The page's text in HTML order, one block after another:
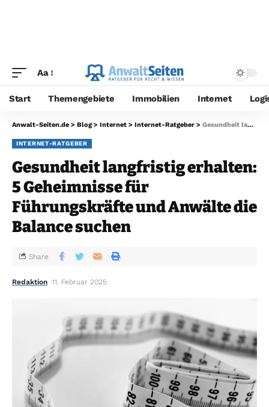
Aa
Start Themengebiete Immobilien Internet
Anwalt-Seiten.de > Blog > Internet > Internet-Ratgeber > Gesundheit langfristig erhalten: 5 Geheimnisse für Führungskräfte und Anwälte die Balance suchen
INTERNET-RATGEBER
Gesundheit langfristig erhalten:
5 Geheimnisse für
Führungskräfte und Anwälte die
Balance suchen
Redaktion 11. Februar 2025
Share